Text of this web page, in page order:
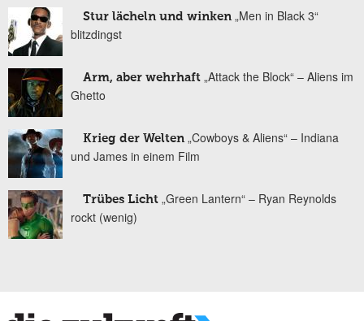
Stur lächeln und winken „Men in Black 3“
blitzdingst
Arm, aber wehrhaft „Attack the Block“ – Aliens im
Ghetto
Krieg der Welten „Cowboys & Aliens“ – Indiana
und James in einem Film
Trübes Licht „Green Lantern“ – Ryan Reynolds
rockt (wenig)